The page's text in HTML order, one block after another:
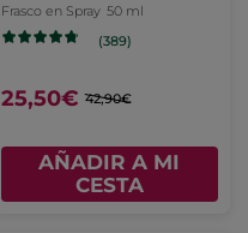
Frasco en Spray 50 ml
(389)
25,50€ 42,90€
AÑADIR A MI
CESTA